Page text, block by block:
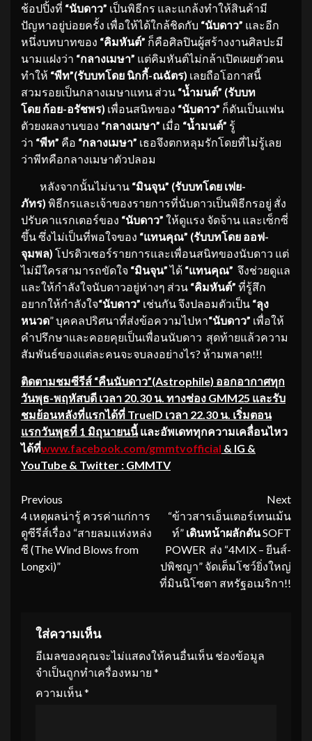
ช้อปปิ้งที่ “นับดาว” เป็นพิธีกร และแกล้งทำให้สินค้ามี
ปัญหาอยู่บ่อยครั้ง เพื่อให้ได้ใกล้ชิดกับ “นับดาว” และอีก
หนึ่งบทบาทของ “คิมหันต์” ก็คือศิลปินผู้สร้างงานศิลปะมี
นามแฝงว่า “กลางเมษา” แต่คิมหันต์ไม่กล้าเปิดเผยตัวตน
ทำให้ “พีท”(รับบทโดย นิกกี้-ณฉัตร) เลยถือโอกาสนี้
สวมรอยเป็นกลางเมษาแทน ส่วน “น้ำมนต์” (รับบท
โดย ก้อย-อรัชพร) เพื่อนสนิทของ “นับดาว” ก็ดันเป็นแฟน
ตัวยงผลงานของ “กลางเมษา” เมื่อ “น้ำมนต์” รู้
ว่า “พีท” คือ “กลางเมษา” เธอจึงตกหลุมรักโดยที่ไม่รู้เลย
ว่าพีทคือกลางเมษาตัวปลอม
หลังจากนั้นไม่นาน “มินจุน” (รับบทโดย เฟย-
ภัทร) พิธีกรและเจ้าของรายการที่นับดาวเป็นพิธีกรอยู่ สั่ง
ปรับคาแรกเตอร์ของ “นับดาว” ให้ดูแรง จัดจ้าน และเซ็กซี่
ขึ้น ซึ่งไม่เป็นที่พอใจของ “แทนคุณ” (รับบทโดย ออฟ-
จุมพล) โปรดิวเซอร์รายการและเพื่อนสนิทของนับดาว แต่
ไม่มีใครสามารถขัดใจ “มินจุน”ได้ “แทนคุณ” จึงช่วยดูแล
และให้กำลังใจนับดาวอยู่ห่างๆ ส่วน “คิมหันต์” ที่รู้สึก
อยากให้กำลังใจ“นับดาว” เช่นกัน จึงปลอมตัวเป็น “ลุง
หนวด” บุคคลปริศนาที่ส่งข้อความไปหา“นับดาว” เพื่อให้
คำปรึกษาและคอยคุยเป็นเพื่อนนับดาว สุดท้ายแล้วความ
สัมพันธ์ของแต่ละคนจะจบลงอย่างไร? ห้ามพลาด!!!
ติดตามชมซีรีส์ “คืนนับดาว”(Astrophile) ออกอากาศทุก
วันพุธ-พฤหัสบดี เวลา 20.30 น. ทางช่อง GMM25 และรับ
ชมย้อนหลังที่แรกได้ที่ TrueID เวลา 22.30 น. เริ่มตอน
แรกวันพุธที่ 1 มิถุนายนนี้ และอัพเดททุกความเคลื่อนไหว
ได้ที่www.facebook.com/gmmtvofficial & IG &
YouTube & Twitter : GMMTV
Continue
Reading
Previous
4 เหตุผลน่ารู้ ควรค่าแก่การ
ดูซีรีส์เรื่อง “สายลมแห่งหล่ง
ซี (The Wind Blows from
Longxi)”
Next
“ข้าวสารเอ็นเตอร์เทนเม้น
ท์” เดินหน้าผลักดันSOFT
POWER ส่ง “4MIX – ยีนส์-
ปพิชญา” จัดเต็มโชว์ยิ่งใหญ่
ที่มินนิโซตา สหรัฐอเมริกา!!
ใส่ความเห็น
อีเมลของคุณจะไม่แสดงให้คนอื่นเห็น ช่องข้อมูล
จำเป็นถูกทำเครื่องหมาย *
ความเห็น*